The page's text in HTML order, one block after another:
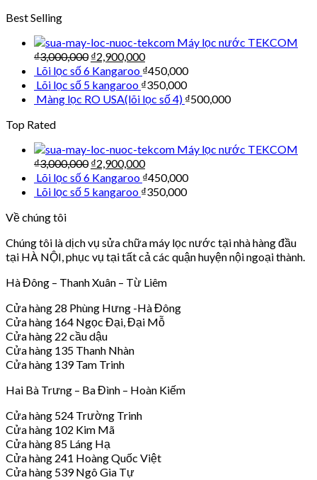
Best Selling
Máy lọc nước TEKCOM
₫3,000,000 ₫2,900,000
Lõi lọc số 6 Kangaroo ₫450,000
Lõi lọc số 5 kangaroo ₫350,000
Màng lọc RO USA(lõi lọc số 4) ₫500,000
Top Rated
Máy lọc nước TEKCOM
₫3,000,000 ₫2,900,000
Lõi lọc số 6 Kangaroo ₫450,000
Lõi lọc số 5 kangaroo ₫350,000
Về chúng tôi
Chúng tôi là dịch vụ sửa chữa máy lọc nước tại nhà hàng đầu
tại HÀ NỘI, phục vụ tại tất cả các quận huyện nội ngoại thành.
Hà Đông – Thanh Xuân – Từ Liêm
Cửa hàng 28 Phùng Hưng -Hà Đông
Cửa hàng 164 Ngọc Đại, Đại Mỗ
Cửa hàng 22 cầu dậu
Cửa hàng 135 Thanh Nhàn
Cửa hàng 139 Tam Trinh
Hai Bà Trưng – Ba Đình – Hoàn Kiếm
Cửa hàng 524 Trường Trinh
Cửa hàng 102 Kim Mã
Cửa hàng 85 Láng Hạ
Cửa hàng 241 Hoàng Quốc Việt
Cửa hàng 539 Ngô Gia Tự